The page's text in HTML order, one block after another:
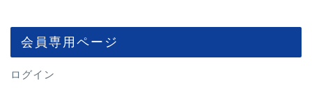
会員専用ページ
ログイン